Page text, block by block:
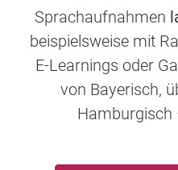
Sprachaufnahmen
beispielsweise mit
E-Learnings oder
von Bayerisch,
Hamburgisch